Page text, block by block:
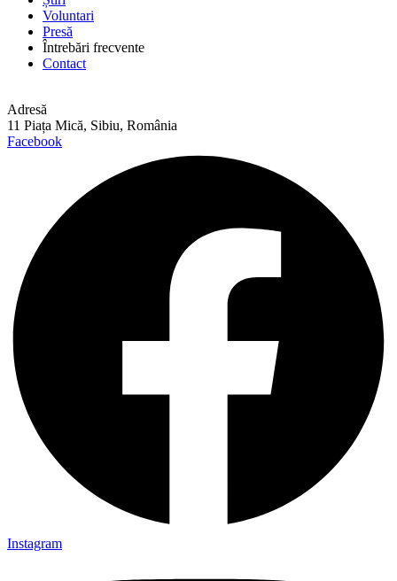
Voluntari
Presă
Întrebări frecvente
Contact
Adresă
11 Piața Mică, Sibiu, România
Facebook
Instagram